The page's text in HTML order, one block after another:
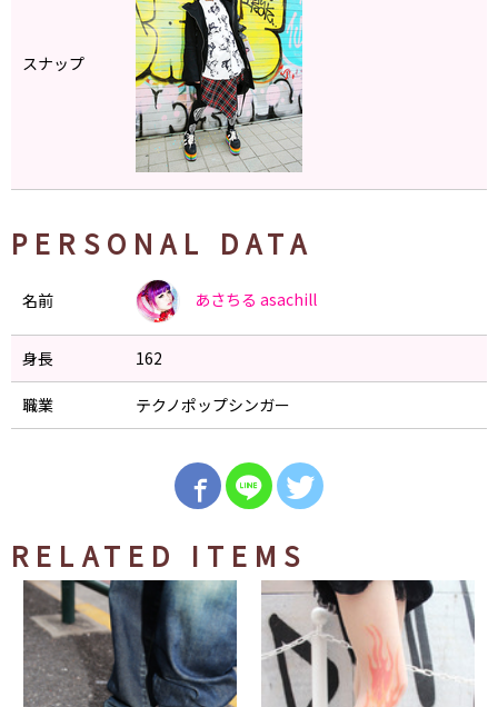
スナップ
PERSONAL DATA
名前 あさちる asachill
身長 162
職業 テクノポップシンガー
RELATED ITEMS